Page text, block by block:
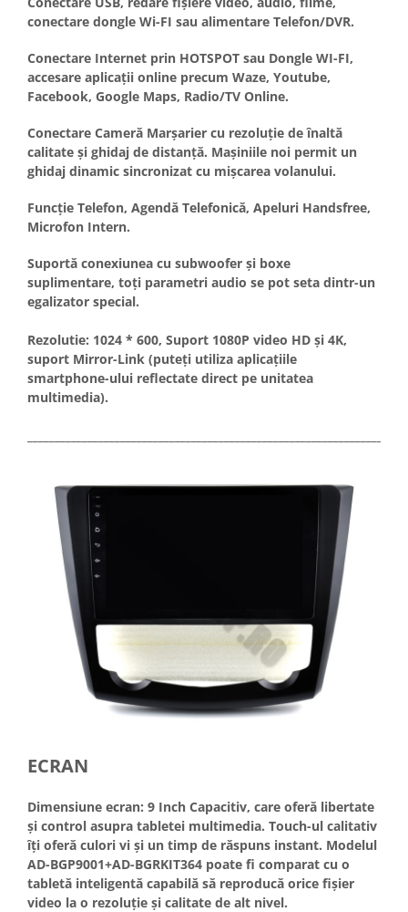
conectare dongle Wi-FI sau alimentare Telefon/DVR.
Conectare Internet prin HOTSPOT sau Dongle WI-FI,
accesare aplicații online precum Waze, Youtube,
Facebook, Google Maps, Radio/TV Online.
Conectare Cameră Marșarier cu rezoluție de înaltă
calitate și ghidaj de distanță. Mașiniile noi permit un
ghidaj dinamic sincronizat cu mișcarea volanului.
Funcție Telefon, Agendă Telefonică, Apeluri Handsfree,
Microfon Intern.
Suportă conexiunea cu subwoofer și boxe
suplimentare, toți parametri audio se pot seta dintr-un
egalizator special.
Rezolutie: 1024 * 600, Suport 1080P video HD și 4K,
suport Mirror-Link (puteți utiliza aplicațiile
smartphone-ului reflectate direct pe unitatea
multimedia).
ECRAN
Dimensiune ecran: 9 Inch Capacitiv, care oferă libertate
și control asupra tabletei multimedia. Touch-ul calitativ
îți oferă culori vi și un timp de răspuns instant. Modelul
AD-BGP9001+AD-BGRKIT364 poate fi comparat cu o
tabletă inteligentă capabilă să reproducă orice fișier
video la o rezoluție și calitate de alt nivel.